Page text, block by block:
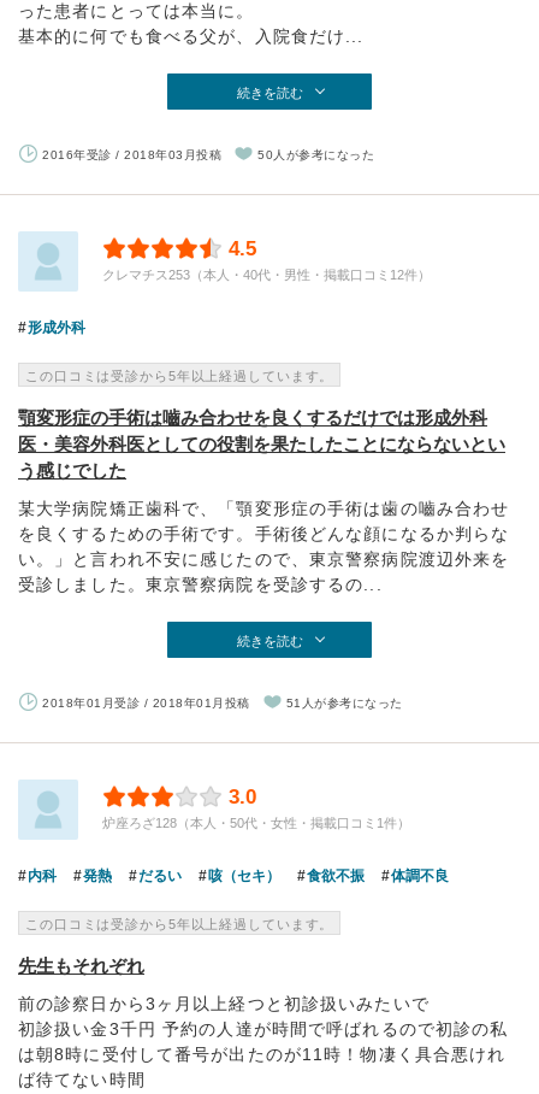
った患者にとっては本当に。
基本的に何でも食べる父が、入院食だけ...
続きを読む
2016年受診 / 2018年03月投稿 50人が参考になった
4.5
クレマチス253（本人・40代・男性・掲載口コミ12件）
形成外科
この口コミは受診から5年以上経過しています。
顎変形症の手術は嚙み合わせを良くするだけでは形成外科
医・美容外科医としての役割を果たしたことにならないとい
う感じでした
某大学病院矯正歯科で、「顎変形症の手術は歯の嚙み合わせ
を良くするための手術です。手術後どんな顔になるか判らな
い。」と言われ不安に感じたので、東京警察病院渡辺外来を
受診しました。東京警察病院を受診するの...
続きを読む
2018年01月受診 / 2018年01月投稿 51人が参考になった
3.0
炉座ろざ128（本人・50代・女性・掲載口コミ1件）
内科 発熱 だるい 咳（セキ） 食欲不振 体調不良
この口コミは受診から5年以上経過しています。
先生もそれぞれ
前の診察日から3ヶ月以上経つと初診扱いみたいで
初診扱い金3千円 予約の人達が時間で呼ばれるので初診の私
は朝8時に受付して番号が出たのが11時！物凄く具合悪けれ
ば待てない時間